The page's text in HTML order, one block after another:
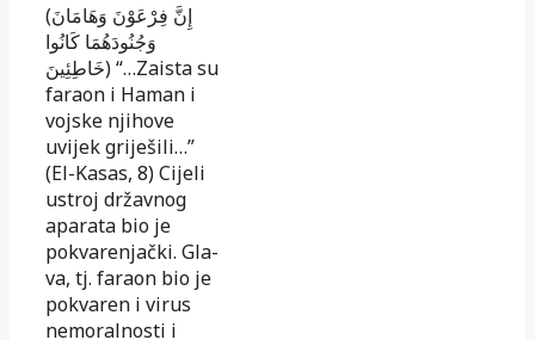
(إِنَّ فِرْعَوْنَ وَهَامَانَ
وَجُنُودَهُمَا كَانُوا
خَاطِئِينَ) “…Zaista su
faraon i Haman i
vojske njihove
uvijek griješili…”
(El-Kasas, 8) Ci­jeli
ustroj državnog
aparata bio je
pokvarenjački. Gla­
va, tj. faraon bio je
pokvaren i virus
nemoralnosti i